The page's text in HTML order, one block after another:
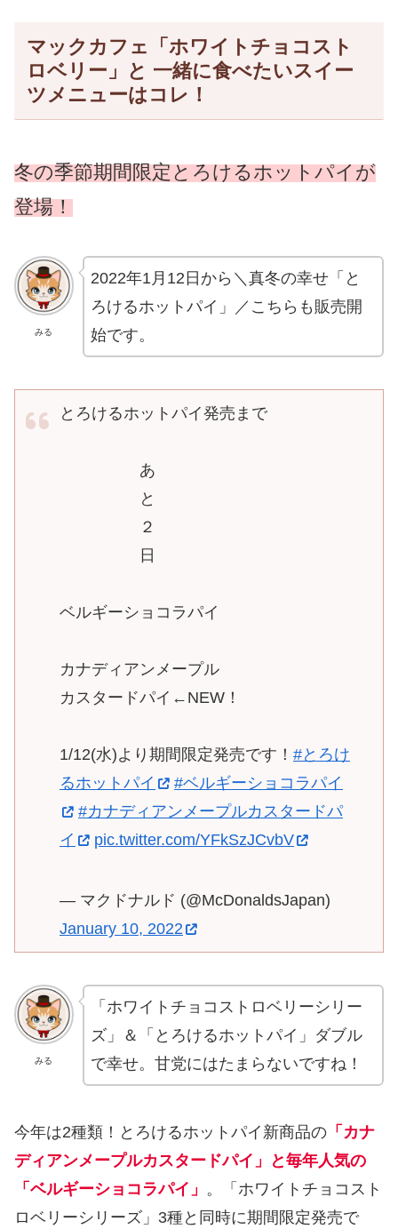
マックカフェ「ホワイトチョコスト
ロベリー」と 一緒に食べたいスイー
ツメニューはコレ！
冬の季節期間限定とろけるホットパイが
登場！
みる
2022年1月12日から＼真冬の幸せ「と
ろけるホットパイ」／こちらも販売開
始です。
とろけるホットパイ発売まで
あ
と
２
日
ベルギーショコラパイ
カナディアンメープル
カスタードパイ←NEW！
1/12(水)より期間限定発売です！ #とろけ
るホットパイ
#ベルギーショコラパイ
#カナディアンメープルカスタードパ
イ
pic.twitter.com/YFkSzJCvbV
— マクドナルド (@McDonaldsJapan)
January 10, 2022
みる
「ホワイトチョコストロベリーシリー
ズ」＆「とろけるホットパイ」ダブル
で幸せ。甘党にはたまらないですね！
今年は2種類！とろけるホットパイ新商品の 「カナ
ディアンメープルカスタードパイ」と毎年人気の
「ベルギーショコラパイ」 。「ホワイトチョコスト
ロベリーシリーズ」3種と同時に期間限定発売で